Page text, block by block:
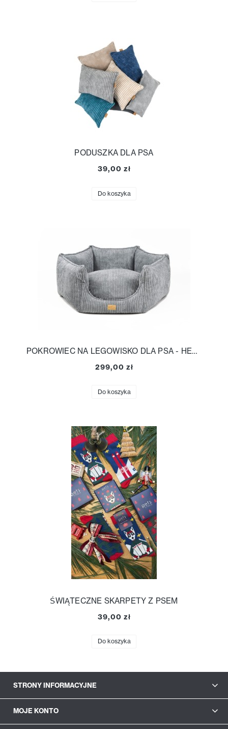
PODUSZKA DLA PSA
39,00 zł
Do koszyka
POKROWIEC NA LEGOWISKO DLA PSA - HEKSAGON
299,00 zł
Do koszyka
ŚWIĄTECZNE SKARPETY Z PSEM
39,00 zł
Do koszyka
STRONY INFORMACYJNE
MOJE KONTO